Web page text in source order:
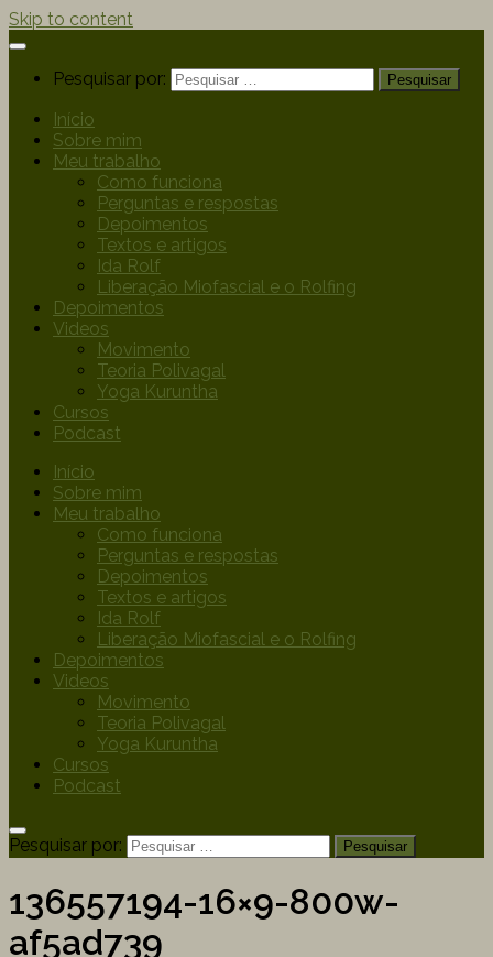
Skip to content
Pesquisar por:
Início
Sobre mim
Meu trabalho
Como funciona
Perguntas e respostas
Depoimentos
Textos e artigos
Ida Rolf
Liberação Miofascial e o Rolfing
Depoimentos
Videos
Movimento
Teoria Polivagal
Yoga Kuruntha
Cursos
Podcast
Início
Sobre mim
Meu trabalho
Como funciona
Perguntas e respostas
Depoimentos
Textos e artigos
Ida Rolf
Liberação Miofascial e o Rolfing
Depoimentos
Videos
Movimento
Teoria Polivagal
Yoga Kuruntha
Cursos
Podcast
Pesquisar por:
136557194-16×9-800w-
af5ad739